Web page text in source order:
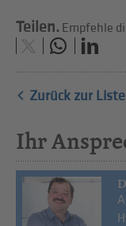
Teilen. Empfehle
Zurück zur Liste
Ihr